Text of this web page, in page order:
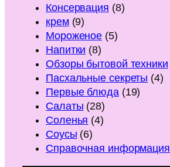
Консервация (8)
крем(9)
Мороженое (5)
Напитки (8)
Обзоры бытовой техники
Пасхальные секреты (4)
Первые блюда(19)
Салаты (28)
Соленья (4)
Соусы (6)
Справочная информация